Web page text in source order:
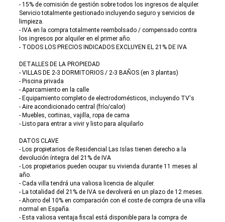
- 15% de comisión de gestión sobre todos los ingresos de alquiler.
Servicio totalmente gestionado incluyendo seguro y servicios de
limpieza.
- IVA en la compra totalmente reembolsado / compensado contra
los ingresos por alquiler en el primer año.
- TODOS LOS PRECIOS INDICADOS EXCLUYEN EL 21% DE IVA
DETALLES DE LA PROPIEDAD
- VILLAS DE 2-3 DORMITORIOS / 2-3 BAÑOS (en 3 plantas)
- Piscina privada
- Aparcamiento en la calle
- Equipamiento completo de electrodomésticos, incluyendo TV's
- Aire acondicionado central (frío/calor)
- Muebles, cortinas, vajilla, ropa de cama
- Listo para entrar a vivir y listo para alquilarlo
DATOS CLAVE
- Los propietarios de Residencial Las Islas tienen derecho a la
devolución íntegra del 21% de IVA
- Los propietarios pueden ocupar su vivienda durante 11 meses al
año.
- Cada villa tendrá una valiosa licencia de alquiler.
- La totalidad del 21% de IVA se devolverá en un plazo de 12 meses.
- Ahorro del 10% en comparación con el coste de compra de una villa
normal en España.
- Esta valiosa ventaja fiscal está disponible para la compra de